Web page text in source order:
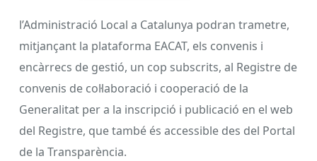
l’Administració Local a Catalunya podran trametre,
mitjançant la plataforma EACAT, els convenis i
encàrrecs de gestió, un cop subscrits, al Registre de
convenis de col·laboració i cooperació de la
Generalitat per a la inscripció i publicació en el web
del Registre, que també és accessible des del Portal
de la Transparència.